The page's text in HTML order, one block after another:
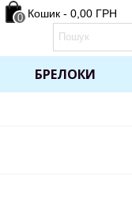
0 Кошик - 0,00 ГРН
БРЕЛОКИ